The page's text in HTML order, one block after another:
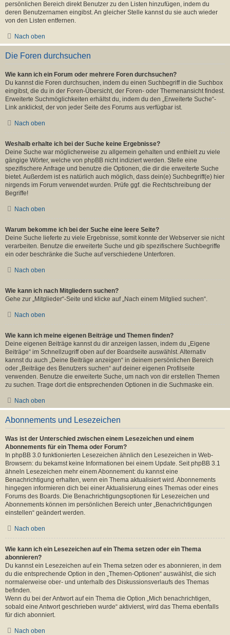
persönlichen Bereich direkt Benutzer zu den Listen hinzufügen, indem du
deren Benutzernamen eingibst. An gleicher Stelle kannst du sie auch wieder
von den Listen entfernen.
Nach oben
Die Foren durchsuchen
Wie kann ich ein Forum oder mehrere Foren durchsuchen?
Du kannst die Foren durchsuchen, indem du einen Suchbegriff in die Suchbox
eingibst, die du in der Foren-Übersicht, der Foren- oder Themenansicht findest.
Erweiterte Suchmöglichkeiten erhältst du, indem du den „Erweiterte Suche“-
Link anklickst, der von jeder Seite des Forums aus verfügbar ist.
Nach oben
Weshalb erhalte ich bei der Suche keine Ergebnisse?
Deine Suche war möglicherweise zu allgemein gehalten und enthielt zu viele
gängige Wörter, welche von phpBB nicht indiziert werden. Stelle eine
spezifischere Anfrage und benutze die Optionen, die dir die erweiterte Suche
bietet. Außerdem ist es natürlich auch möglich, dass dein(e) Suchbegriff(e) hier
nirgends im Forum verwendet wurden. Prüfe ggf. die Rechtschreibung der
Begriffe!
Nach oben
Warum bekomme ich bei der Suche eine leere Seite?
Deine Suche lieferte zu viele Ergebnisse, somit konnte der Webserver sie nicht
verarbeiten. Benutze die erweiterte Suche und gib spezifischere Suchbegriffe
ein oder beschränke die Suche auf verschiedene Unterforen.
Nach oben
Wie kann ich nach Mitgliedern suchen?
Gehe zur „Mitglieder“-Seite und klicke auf „Nach einem Mitglied suchen“.
Nach oben
Wie kann ich meine eigenen Beiträge und Themen finden?
Deine eigenen Beiträge kannst du dir anzeigen lassen, indem du „Eigene
Beiträge“ im Schnellzugriff oben auf der Boardseite auswählst. Alternativ
kannst du auch „Deine Beiträge anzeigen“ in deinem persönlichen Bereich
oder „Beiträge des Benutzers suchen“ auf deiner eigenen Profilseite
verwenden. Benutze die erweiterte Suche, um nach von dir erstellen Themen
zu suchen. Trage dort die entsprechenden Optionen in die Suchmaske ein.
Nach oben
Abonnements und Lesezeichen
Was ist der Unterschied zwischen einem Lesezeichen und einem
Abonnements für ein Thema oder Forum?
In phpBB 3.0 funktionierten Lesezeichen ähnlich den Lesezeichen in Web-
Browsern: du bekamst keine Informationen bei einem Update. Seit phpBB 3.1
ähneln Lesezeichen mehr einem Abonnement: du kannst eine
Benachrichtigung erhalten, wenn ein Thema aktualisiert wird. Abonnements
hingegen informieren dich bei einer Aktualisierung eines Themas oder eines
Forums des Boards. Die Benachrichtigungsoptionen für Lesezeichen und
Abonnements können im persönlichen Bereich unter „Benachrichtigungen
einstellen“ geändert werden.
Nach oben
Wie kann ich ein Lesezeichen auf ein Thema setzen oder ein Thema
abonnieren?
Du kannst ein Lesezeichen auf ein Thema setzen oder es abonnieren, in dem
du die entsprechende Option in den „Themen-Optionen“ auswählst, die sich
normalerweise ober- und unterhalb des Diskussionsverlaufs des Themas
befinden.
Wenn du bei der Antwort auf ein Thema die Option „Mich benachrichtigen,
sobald eine Antwort geschrieben wurde“ aktivierst, wird das Thema ebenfalls
für dich abonniert.
Nach oben